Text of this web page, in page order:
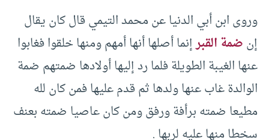
وروى ابن أبي الدنيا عن محمد التيمي قال كان يقال
إنضمة القبرإنما أصلها أنها أمهم ومنها خلقوا فغابوا
عنها الغيبة الطويلة فلما رد إليها أولادها ضمتهم ضمة
الوالدة غاب عنها ولدها ثم قدم عليها فمن كان لله
مطيعا ضمته برأفة ورفق ومن كان عاصيا ضمته بعنف
سخطا منها عليه لربها .